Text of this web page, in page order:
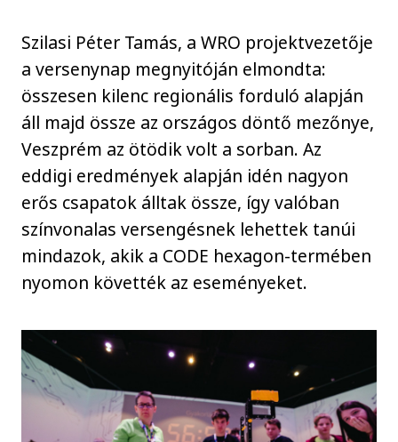
Szilasi Péter Tamás, a WRO projektvezetője
a versenynap megnyitóján elmondta:
összesen kilenc regionális forduló alapján
áll majd össze az országos döntő mezőnye,
Veszprém az ötödik volt a sorban. Az
eddigi eredmények alapján idén nagyon
erős csapatok álltak össze, így valóban
színvonalas versengésnek lehettek tanúi
mindazok, akik a CODE hexagon-termében
nyomon követték az eseményeket.